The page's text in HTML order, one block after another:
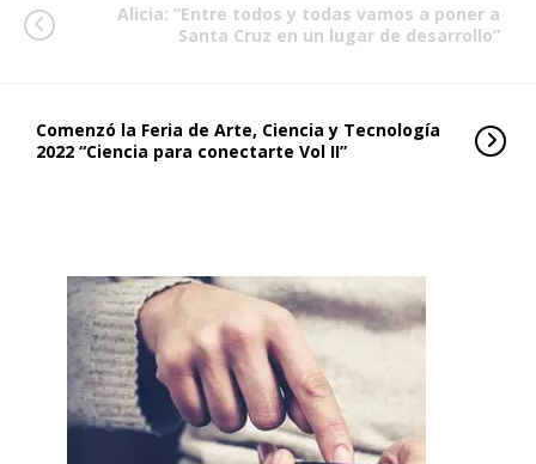
Alicia: “Entre todos y todas vamos a poner a
Santa Cruz en un lugar de desarrollo”
Comenzó la Feria de Arte, Ciencia y Tecnología
2022 “Ciencia para conectarte Vol II”